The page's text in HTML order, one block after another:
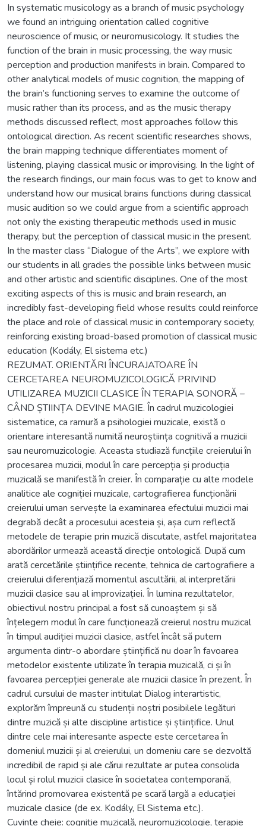
In systematic musicology as a branch of music psychology
we found an intriguing orientation called cognitive
neuroscience of music, or neuromusicology. It studies the
function of the brain in music processing, the way music
perception and production manifests in brain. Compared to
other analytical models of music cognition, the mapping of
the brain’s functioning serves to examine the outcome of
music rather than its process, and as the music therapy
methods discussed reflect, most approaches follow this
ontological direction. As recent scientific researches shows,
the brain mapping technique differentiates moment of
listening, playing classical music or improvising. In the light of
the research findings, our main focus was to get to know and
understand how our musical brains functions during classical
music audition so we could argue from a scientific approach
not only the existing therapeutic methods used in music
therapy, but the perception of classical music in the present.
In the master class “Dialogue of the Arts”, we explore with
our students in all grades the possible links between music
and other artistic and scientific disciplines. One of the most
exciting aspects of this is music and brain research, an
incredibly fast-developing field whose results could reinforce
the place and role of classical music in contemporary society,
reinforcing existing broad-based promotion of classical music
education (Kodály, El sistema etc.)
REZUMAT. ORIENTĂRI ÎNCURAJATOARE ÎN
CERCETAREA NEUROMUZICOLOGICĂ PRIVIND
UTILIZAREA MUZICII CLASICE ÎN TERAPIA SONORĂ –
CÂND ȘTIINȚA DEVINE MAGIE. În cadrul muzicologiei
sistematice, ca ramură a psihologiei muzicale, există o
orientare interesantă numită neuroștiința cognitivă a muzicii
sau neuromuzicologie. Aceasta studiază funcțiile creierului în
procesarea muzicii, modul în care percepția și producția
muzicală se manifestă în creier. În comparație cu alte modele
analitice ale cogniției muzicale, cartografierea funcționării
creierului uman servește la examinarea efectului muzicii mai
degrabă decât a procesului acesteia și, așa cum reflectă
metodele de terapie prin muzică discutate, astfel majoritatea
abordărilor urmează această direcție ontologică. După cum
arată cercetările științifice recente, tehnica de cartografiere a
creierului diferențiază momentul ascultării, al interpretării
muzicii clasice sau al improvizației. În lumina rezultatelor,
obiectivul nostru principal a fost să cunoaștem și să
înțelegem modul în care funcționează creierul nostru muzical
în timpul audiției muzicii clasice, astfel încât să putem
argumenta dintr-o abordare științifică nu doar în favoarea
metodelor existente utilizate în terapia muzicală, ci și în
favoarea percepției generale ale muzicii clasice în prezent. În
cadrul cursului de master intitulat Dialog interartistic,
explorăm împreună cu studenții noștri posibilele legături
dintre muzică și alte discipline artistice și științifice. Unul
dintre cele mai interesante aspecte este cercetarea în
domeniul muzicii și al creierului, un domeniu care se dezvoltă
incredibil de rapid și ale cărui rezultate ar putea consolida
locul și rolul muzicii clasice în societatea contemporană,
întărind promovarea existentă pe scară largă a educației
muzicale clasice (de ex. Kodály, El Sistema etc.).
Cuvinte cheie: cogniție muzicală, neuromuzicologie, terapie